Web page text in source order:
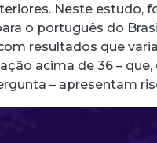
Neste estudo,
o português do
resultados que
acima de 36 –
– apresentam